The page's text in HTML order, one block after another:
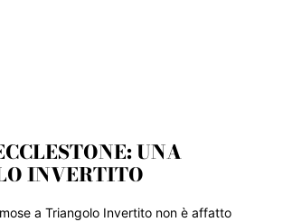
UNA
INVERTITO
a Triangolo Invertito non è affatto